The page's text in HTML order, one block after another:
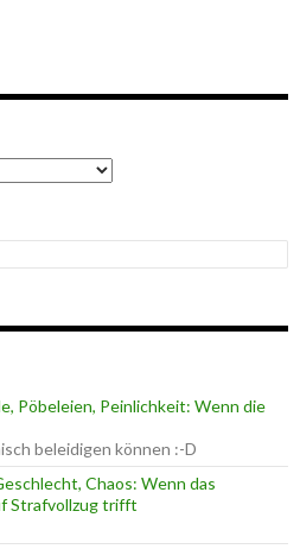
Pöbeleien, Peinlichkeit: Wenn die
beleidigen können :-D
Chaos: Wenn das
Strafvollzug trifft